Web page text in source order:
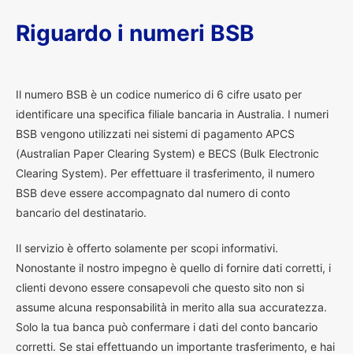
Riguardo i numeri BSB
Il numero BSB è un codice numerico di 6 cifre usato per
identificare una specifica filiale bancaria in Australia. I numeri
BSB vengono utilizzati nei sistemi di pagamento APCS
(Australian Paper Clearing System) e BECS (Bulk Electronic
Clearing System). Per effettuare il trasferimento, il numero
BSB deve essere accompagnato dal numero di conto
bancario del destinatario.
Il servizio è offerto solamente per scopi informativi.
Nonostante il nostro impegno è quello di fornire dati corretti, i
clienti devono essere consapevoli che questo sito non si
assume alcuna responsabilità in merito alla sua accuratezza.
Solo la tua banca può confermare i dati del conto bancario
corretti. Se stai effettuando un importante trasferimento, e hai